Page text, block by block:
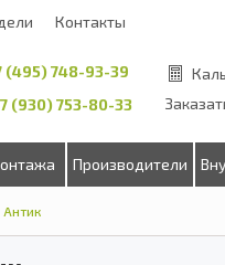
Контакты
(495) 748-93-39
(930) 753-80-33
Производители
Антик